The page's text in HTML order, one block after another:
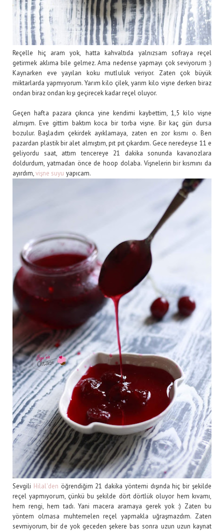
Reçelle hiç aram yok, hatta kahvaltıda yalnızsam sofraya reçel
getirmek aklıma bile gelmez. Ama nedense yapmayı çok seviyorum :)
Kaynarken eve yayılan koku mutluluk veriyor. Zaten çok büyük
miktarlarda yapmıyorum. Yarım kilo çilek, yarım kilo vişne derken biraz
ondan biraz ondan kışı geçirecek kadar reçel oluyor.
Geçen hafta pazara çıkınca yine kendimi kaybettim, 1,5 kilo vişne
almışım. Eve gittim baktım koca bir torba vişne. Bir kaç gün dursa
bozulur. Başladım çekirdek ayıklamaya, zaten en zor kısmı o. Ben
pazardan plastik bir alet almıştım, pıt pıt çıkardım. Gece neredeyse 11 e
geliyordu saat, attım tencereye 21 dakika sonunda kavanozlara
doldurdum, yatmadan önce de hoop dolaba. Vişnelerin bir kısmını da
ayırdım,vişne suyu yapıcam.
Sevgili Hilal'den öğrendiğim 21 dakika yöntemi dışında hiç bir şekilde
reçel yapmıyorum, çünkü bu şekilde dört dörtlük oluyor hem kıvamı,
hem rengi, hem tadı. Yani macera aramaya gerek yok :) Zaten bu
yöntem olmasa muhtemelen reçel yapmakla uğraşmazdım. Zaten
sevmiyorum, bir de yok geceden şekere bas sonra uzun uzun kaynat